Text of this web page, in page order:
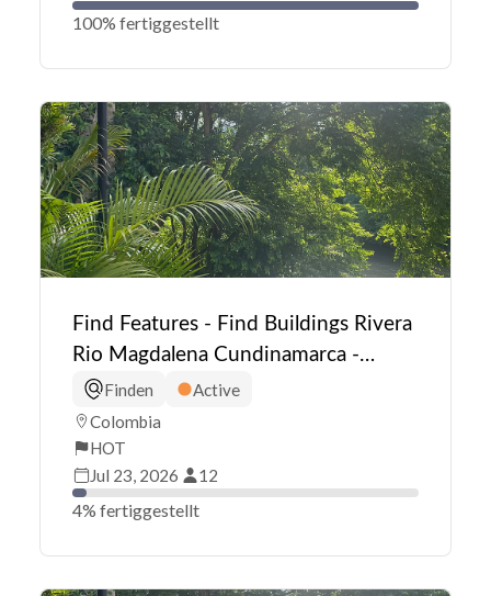
100% fertiggestellt
Find Features - Find Buildings Rivera
Rio Magdalena Cundinamarca -
Colombia (1) HOT
Finden
Active
Colombia
HOT
Jul 23, 2026
12
4% fertiggestellt